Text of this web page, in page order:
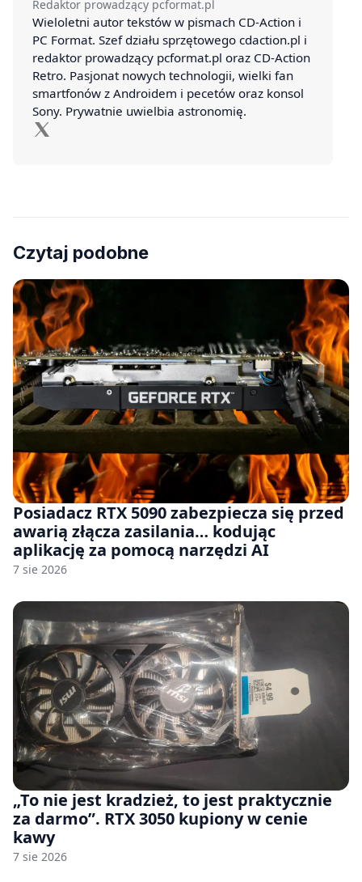
Redaktor prowadzący pcformat.pl
Wieloletni autor tekstów w pismach CD-Action i
PC Format. Szef działu sprzętowego cdaction.pl i
redaktor prowadzący pcformat.pl oraz CD-Action
Retro. Pasjonat nowych technologii, wielki fan
smartfonów z Androidem i pecetów oraz konsol
Sony. Prywatnie uwielbia astronomię.
Czytaj podobne
Posiadacz RTX 5090 zabezpiecza się przed
awarią złącza zasilania… kodując
aplikację za pomocą narzędzi AI
7 sie 2026
„To nie jest kradzież, to jest praktycznie
za darmo”. RTX 3050 kupiony w cenie
kawy
7 sie 2026